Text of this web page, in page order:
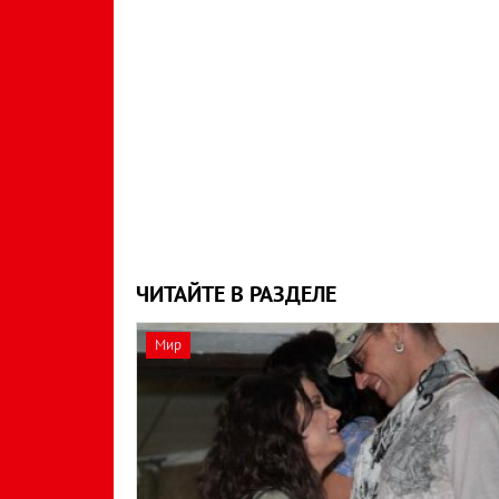
ЧИТАЙТЕ В РАЗДЕЛЕ
Мир